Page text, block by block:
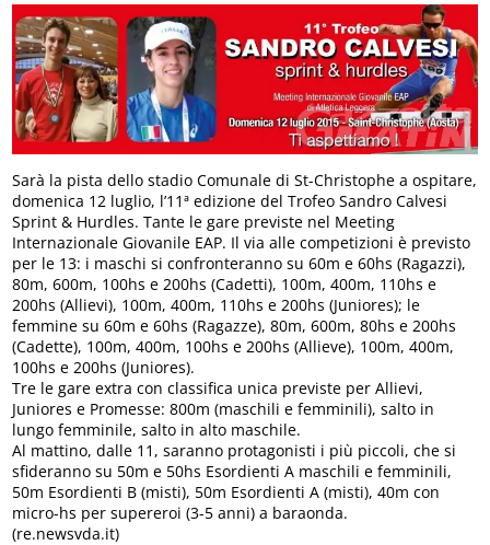
Sarà la pista dello stadio Comunale di St-Christophe a ospitare,
domenica 12 luglio, l’11ª edizione del Trofeo Sandro Calvesi
Sprint & Hurdles. Tante le gare previste nel Meeting
Internazionale Giovanile EAP. Il via alle competizioni è previsto
per le 13: i maschi si confronteranno su 60m e 60hs (Ragazzi),
80m, 600m, 100hs e 200hs (Cadetti), 100m, 400m, 110hs e
200hs (Allievi), 100m, 400m, 110hs e 200hs (Juniores); le
femmine su 60m e 60hs (Ragazze), 80m, 600m, 80hs e 200hs
(Cadette), 100m, 400m, 100hs e 200hs (Allieve), 100m, 400m,
100hs e 200hs (Juniores).
Tre le gare extra con classifica unica previste per Allievi,
Juniores e Promesse: 800m (maschili e femminili), salto in
lungo femminile, salto in alto maschile.
Al mattino, dalle 11, saranno protagonisti i più piccoli, che si
sfideranno su 50m e 50hs Esordienti A maschili e femminili,
50m Esordienti B (misti), 50m Esordienti A (misti), 40m con
micro-hs per supereroi (3-5 anni) a baraonda.
(re.newsvda.it)